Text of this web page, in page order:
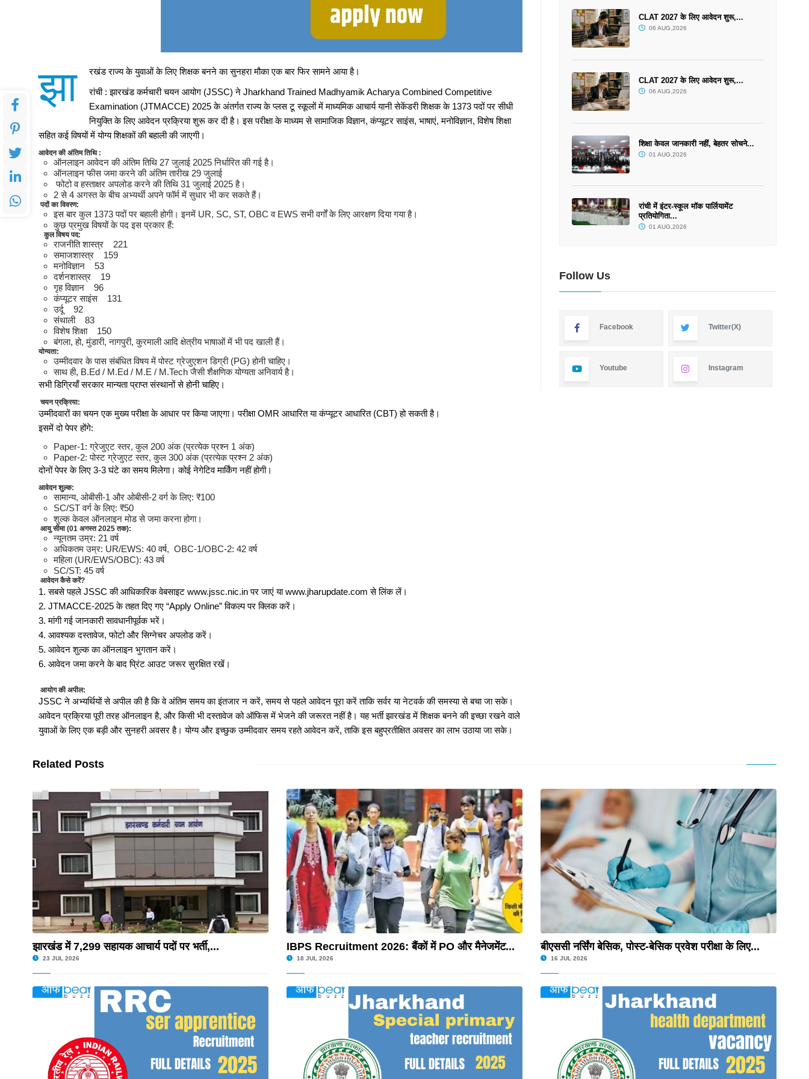
नीट यूजी री-एग्जाम में बायोम संस्थान का उत्कृष्ट प्रदर्शन, कई छात्रों को मिलेंगे सरकारी कॉलेज...
बीआईटी मेसरा और आईआईटी भुवनेश्वर के बीच एमओयू, संयुक्त शोध और शैक्षणिक सहयोग को मिलेगा...
NEET UG री-एग्जाम में झारखंड के सुहर्ष बने स्टेट टॉपर, AIR 455. रांची के ज्ञानेंद्र...
विद्या विकास पब्लिक स्कूल में छात्र परिषद् शपथ ग्रहण समारोह का भव्य आयोजन
विद्या विकास पब्लिक स्कूल में छात्र परिषद् शपथ ग्रहण समारोह का भव्य आयोजन
BIT मेसरा ने मनाया 72वां स्थापना दिवस, NVIDIA-पावर्ड सेंटर ऑफ एक्सीलेंस की घोषणा
Jharkhand Teacher Recruitment 2025: JSSC ने जारी किया नोटिफिकेशन, 3451 पदों पर
भर्ती
RRC SER Apprentice Recruitment 2025: रेलवे में 1785 अप्रेंटिस पदों पर बिना परीक्षा भर्ती
शुरू
KVS & NVS Recruitment 2025: 14,000+ टीचिंग और नॉन-टीचिंग पदों पर भर्ती जारी, आवेदन
Jharkhand Home Guard Vacancy 2025: दुमका में 737 और साहेबगंज में 427 पदों पर भर्ती,...
JSSC कक्षपाल भर्ती 2025: झारखंड में 1733 पदों पर भर्ती, आवेदन तिथि स्थगित
खेलो झारखंड: राज्य स्तरीय हॉकी और तीरंदाजी प्रतियोगिता का शुभारंभ
BIT mesra 35वां दीक्षांत समारोह: 2589 छात्रों को मिली डिग्री, 16 टॉपर्स को गोल्ड मेडल
RRB NTPC Recruitment 2025: रेलवे में 8,850 पदों पर बड़ी भर्ती, 21 अक्टूबर से आवेदन...
CSBC Bihar Police Constable Recruitment 2025: बिहार में 4,128 पदों पर भर्ती शुरू
Jharkhand Kakshpal Vacancy 2025: 1733 पदों पर भर्ती शुरू, आवेदन 7 Nov से
Jharkhand NTEP Recruitment 2025: देवघर में DPC, STS, Driver सहित 4 पदों पर भर्ती
CUJ Admission 2025: सीयूजे में चार वर्षीय स्नातक (UG) कार्यक्रमों की तीसरे चरण की
झा
रखंड राज्य के युवाओं के लिए शिक्षक बनने का सुनहरा मौका एक बार फिर सामने आया है।
रांची : झारखंड कर्मचारी चयन आयोग (JSSC) ने Jharkhand Trained Madhyamik Acharya Combined Competitive
Examination (JTMACCE) 2025 के अंतर्गत राज्य के प्लस टू स्कूलों में माध्यमिक आचार्य यानी सेकेंडरी शिक्षक के 1373 पदों पर सीधी
नियुक्ति के लिए आवेदन प्रक्रिया शुरू कर दी है। इस परीक्षा के माध्यम से सामाजिक विज्ञान, कंप्यूटर साइंस, भाषाएं, मनोविज्ञान, विशेष शिक्षा
सहित कई विषयों में योग्य शिक्षकों की बहाली की जाएगी।
आवेदन की अंतिम तिथि :
ऑनलाइन आवेदन की अंतिम तिथि 27 जुलाई 2025 निर्धारित की गई है।
ऑनलाइन फीस जमा करने की अंतिम तारीख 29 जुलाई
फोटो व हस्ताक्षर अपलोड करने की तिथि 31 जुलाई 2025 है।
2 से 4 अगस्त के बीच अभ्यर्थी अपने फॉर्म में सुधार भी कर सकते हैं।
पदों का विवरण:
इस बार कुल 1373 पदों पर बहाली होगी। इनमें UR, SC, ST, OBC व EWS सभी वर्गों के लिए आरक्षण दिया गया है।
कुछ प्रमुख विषयों के पद इस प्रकार हैं:
कुल विषय पद:
राजनीति शास्त्र 221
समाजशास्त्र 159
मनोविज्ञान 53
दर्शनशास्त्र 19
गृह विज्ञान 96
कंप्यूटर साइंस 131
उर्दू 92
संथाली 83
विशेष शिक्षा 150
बंगला, हो, मुंडारी, नागपुरी, कुरमाली आदि क्षेत्रीय भाषाओं में भी पद खाली हैं।
योग्यता:
उम्मीदवार के पास संबंधित विषय में पोस्ट ग्रेजुएशन डिग्री (PG) होनी चाहिए।
साथ ही, B.Ed / M.Ed / M.E / M.Tech जैसी शैक्षणिक योग्यता अनिवार्य है।
सभी डिग्रियाँ सरकार मान्यता प्राप्त संस्थानों से होनी चाहिए।
चयन प्रक्रिया:
उम्मीदवारों का चयन एक मुख्य परीक्षा के आधार पर किया जाएगा। परीक्षा OMR आधारित या कंप्यूटर आधारित (CBT) हो सकती है।
इसमें दो पेपर होंगे:
Paper-1: ग्रेजुएट स्तर, कुल 200 अंक (प्रत्येक प्रश्न 1 अंक)
Paper-2: पोस्ट ग्रेजुएट स्तर, कुल 300 अंक (प्रत्येक प्रश्न 2 अंक)
दोनों पेपर के लिए 3-3 घंटे का समय मिलेगा। कोई नेगेटिव मार्किंग नहीं होगी।
आवेदन शुल्क:
सामान्य, ओबीसी-1 और ओबीसी-2 वर्ग के लिए: ₹100
SC/ST वर्ग के लिए: ₹50
शुल्क केवल ऑनलाइन मोड से जमा करना होगा।
आयु सीमा (01 अगस्त 2025 तक):
न्यूनतम उम्र: 21 वर्ष
अधिकतम उम्र: UR/EWS: 40 वर्ष, OBC-1/OBC-2: 42 वर्ष
महिला (UR/EWS/OBC): 43 वर्ष
SC/ST: 45 वर्ष
आवेदन कैसे करें?
1. सबसे पहले JSSC की आधिकारिक वेबसाइट www.jssc.nic.in पर जाएं या www.jharupdate.com से लिंक लें।
2. JTMACCE-2025 के तहत दिए गए “Apply Online” विकल्प पर क्लिक करें।
3. मांगी गई जानकारी सावधानीपूर्वक भरें।
4. आवश्यक दस्तावेज, फोटो और सिग्नेचर अपलोड करें।
5. आवेदन शुल्क का ऑनलाइन भुगतान करें।
6. आवेदन जमा करने के बाद प्रिंट आउट जरूर सुरक्षित रखें।
आयोग की अपील:
JSSC ने अभ्यर्थियों से अपील की है कि वे अंतिम समय का इंतजार न करें, समय से पहले आवेदन पूरा करें ताकि सर्वर या नेटवर्क की समस्या से बचा जा सके।
आवेदन प्रक्रिया पूरी तरह ऑनलाइन है, और किसी भी दस्तावेज को ऑफिस में भेजने की जरूरत नहीं है। यह भर्ती झारखंड में शिक्षक बनने की इच्छा रखने वाले
युवाओं के लिए एक बड़ी और सुनहरी अवसर है। योग्य और इच्छुक उम्मीदवार समय रहते आवेदन करें, ताकि इस बहुप्रतीक्षित अवसर का लाभ उठाया जा सके।
CLAT 2027 के लिए आवेदन शुरू,...
06 AUG,2026
CLAT 2027 के लिए आवेदन शुरू,...
06 AUG,2026
शिक्षा केवल जानकारी नहीं, बेहतर सोचने...
01 AUG,2026
रांची में इंटर-स्कूल मॉक पार्लियामेंट
प्रतियोगिता...
01 AUG,2026
Follow Us
Facebook Twitter(X)
Youtube Instagram
Related Posts
झारखंड में 7,299 सहायक आचार्य पदों पर भर्ती,...
23 JUL 2026
IBPS Recruitment 2026: बैंकों में PO और मैनेजमेंट...
18 JUL 2026
बीएससी नर्सिंग बेसिक, पोस्ट-बेसिक प्रवेश परीक्षा के लिए...
16 JUL 2026